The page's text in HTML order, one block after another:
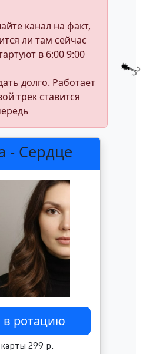
канал на факт,
ли там сейчас
в 6:00 9:00
долго. Работает
трек ставится
- Сердце
299 р.